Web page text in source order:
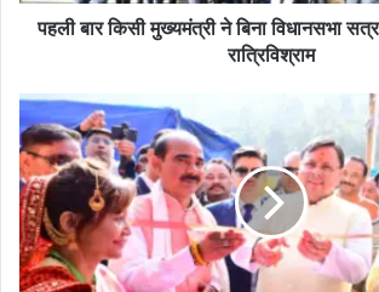
पहली बार किसी मुख्यमंत्री ने बिना विधानसभा
रात्रिविश्राम